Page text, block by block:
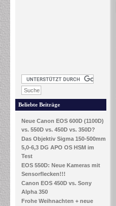
Beliebte Beiträge
Neue Canon EOS 600D (1100D)
vs. 550D vs. 450D vs. 350D?
Das Objektiv Sigma 150-500mm
5,0-6,3 DG APO OS HSM im
Test
EOS 550D: Neue Kameras mit
Sensorflecken!!!
Canon EOS 450D vs. Sony
Alpha 350
Frohe Weihnachten + neue